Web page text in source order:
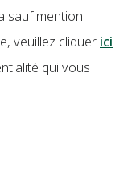
sauf mention
veuillez cliquer ici
qui vous